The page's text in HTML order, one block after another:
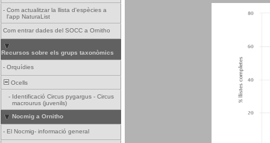
- Com actualitzar la llista d'espècies a
l'app NaturaList
Com entrar dades del SOCC a Ornitho
Recursos sobre els grups taxonòmics
- Orquídies
Ocells
- Identificació Circus pygargus - Circus
macrourus (juvenils)
Nocmig a Ornitho
- El Nocmig- informació general